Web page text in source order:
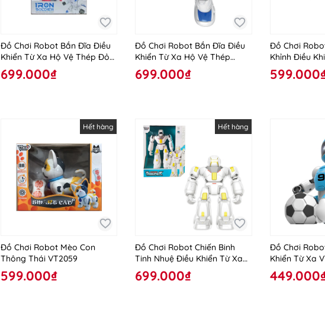
Đồ Chơi Robot Bắn Đĩa Điều
Khiển Từ Xa Hộ Vệ Thép Đỏ
Vt27115/Rd
699.000₫
Đồ Chơi Robot Bắn Đĩa Điều
Khiển Từ Xa Hộ Vệ Thép
Xanh Dương VT27115/Bl
699.000₫
Đồ Chơi
Khỉnh Điều
Hết hàng
Đồ Chơi Robot Mèo Con
Thông Thái VT2059
599.000₫
Hết hàng
Đồ Chơi Robot Chiến Binh
Tinh Nhuệ Điều Khiển Từ Xa
VTG16
699.000₫
Đồ Chơi
Khiển Từ Xa